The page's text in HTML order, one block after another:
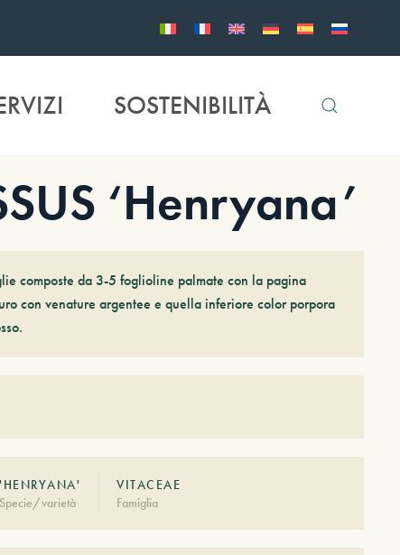
SOSTENIBILITÀ
‘Henryana’
composte da 3-5 foglioline palmate con la pagina
con venature argentee e quella inferiore color porpora
'HENRYANA'
Specie/varietà
VITACEAE
Famiglia